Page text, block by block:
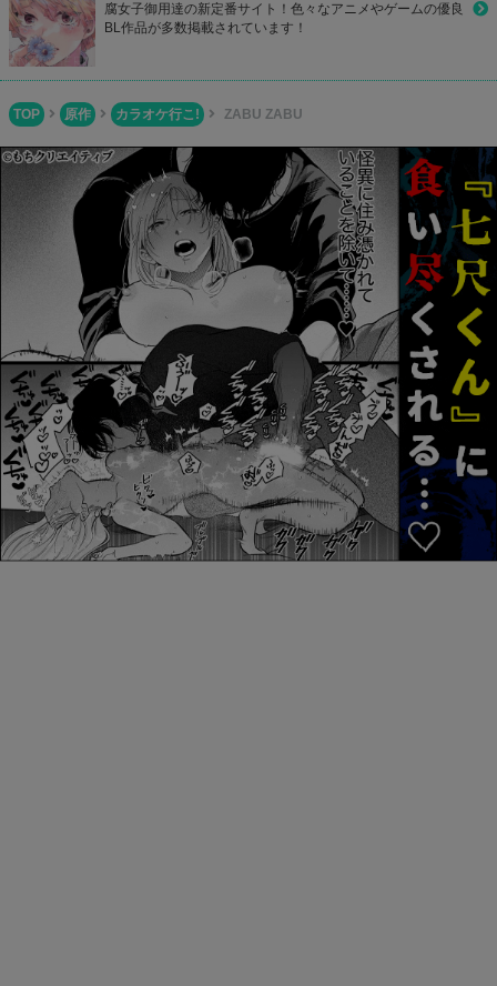
腐女子御用達の新定番サイト！色々なアニメやゲームの優良
BL作品が多数掲載されています！
TOP 原作 カラオケ行こ! ZABU ZABU